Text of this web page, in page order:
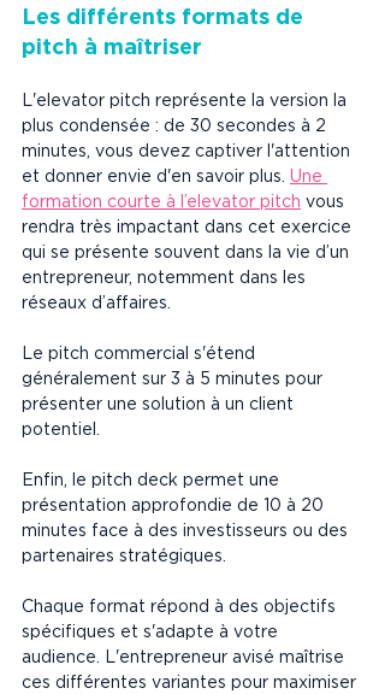
Les différents formats de
pitch à maîtriser
L'elevator pitch représente la version la
plus condensée : de 30 secondes à 2
minutes, vous devez captiver l'attention
et donner envie d'en savoir plus. Une
formation courte à l’elevator pitch vous
rendra très impactant dans cet exercice
qui se présente souvent dans la vie d’un
entrepreneur, notemment dans les
réseaux d’affaires.
Le pitch commercial s'étend
généralement sur 3 à 5 minutes pour
présenter une solution à un client
potentiel.
Enfin, le pitch deck permet une
présentation approfondie de 10 à 20
minutes face à des investisseurs ou des
partenaires stratégiques.
Chaque format répond à des objectifs
spécifiques et s'adapte à votre
audience. L'entrepreneur avisé maîtrise
ces différentes variantes pour maximiser